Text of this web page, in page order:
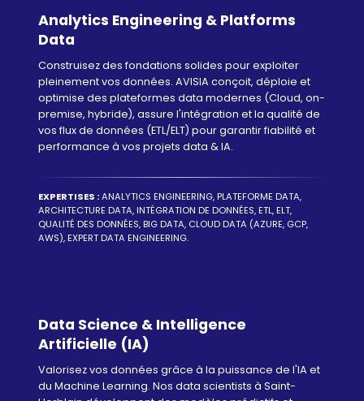
Analytics Engineering & Platforms
Data
Construisez des fondations solides pour exploiter
pleinement vos données. AVISIA conçoit, déploie et
optimise des plateformes data modernes (Cloud, on-
premise, hybride), assure l'intégration et la qualité de
vos flux de données (ETL/ELT) pour garantir fiabilité et
performance à vos projets data & IA.
EXPERTISES :ANALYTICS ENGINEERING, PLATEFORME DATA,
ARCHITECTURE DATA, INTÉGRATION DE DONNÉES, ETL, ELT,
QUALITÉ DES DONNÉES, BIG DATA, CLOUD DATA (AZURE, GCP,
AWS), EXPERT DATA ENGINEERING.
Data Science & Intelligence
Artificielle (IA)
Valorisez vos données grâce à la puissance de l'IA et
du Machine Learning. Nos data scientists à Saint-